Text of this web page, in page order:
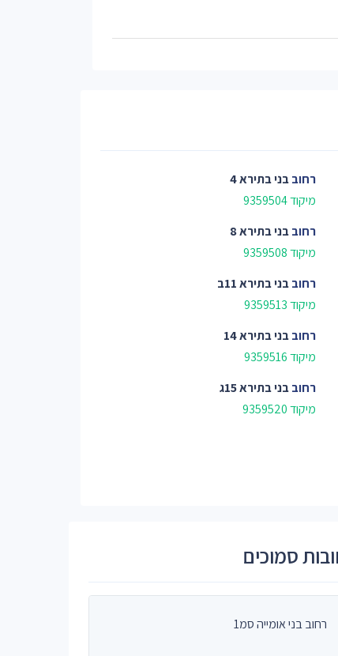
רחובבני בתירא 4
מיקוד 9359504
רחובבני בתירא 8
מיקוד 9359508
רחובבני בתירא 11ב
מיקוד 9359513
רחובבני בתירא 14
מיקוד 9359516
רחובבני בתירא 15ג
מיקוד 9359520
סמוכים
רחוב בני אומייה סמ1